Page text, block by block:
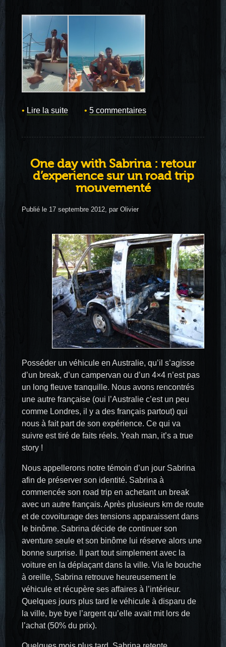
Lire la suite 5 commentaires
One day with Sabrina : retour
d’experience sur un road trip
mouvementé
Publié le 17 septembre 2012, par Olivier
Posséder un véhicule en Australie, qu’il s’agisse
d’un break, d’un campervan ou d’un 4×4 n’est pas
un long fleuve tranquille. Nous avons rencontrés
une autre française (oui l’Australie c’est un peu
comme Londres, il y a des français partout) qui
nous à fait part de son expérience. Ce qui va
suivre est tiré de faits réels. Yeah man, it’s a true
story !
Nous appellerons notre témoin d’un jour Sabrina
afin de préserver son identité. Sabrina à
commencée son road trip en achetant un break
avec un autre français. Après plusieurs km de route
et de covoiturage des tensions apparaissent dans
le binôme. Sabrina décide de continuer son
aventure seule et son binôme lui réserve alors une
bonne surprise. Il part tout simplement avec la
voiture en la déplaçant dans la ville. Via le bouche
à oreille, Sabrina retrouve heureusement le
véhicule et récupère ses affaires à l’intérieur.
Quelques jours plus tard le véhicule à disparu de
la ville, bye bye l’argent qu’elle avait mit lors de
l’achat (50% du prix).